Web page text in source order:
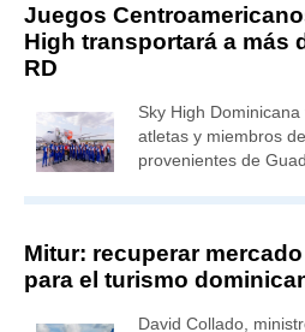
Juegos
High transportará a más
RD
Sky High
atletas y miembros
provenientes de
Mitur: recuperar
para el turismo
David Collado,